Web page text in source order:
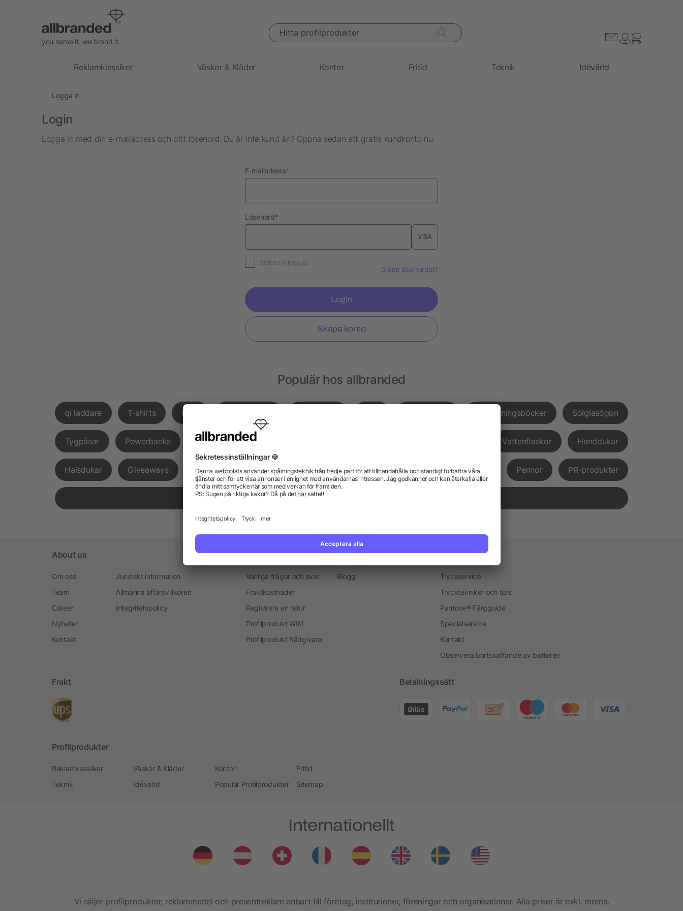
you name it. we brand it.
Hitta profilprodukter
Reklamklassiker Väskor & Kläder Kontor Fritid Teknik Idévärld
Logga in
Login
Logga in med din e-mailadress och ditt lösenord. Du är inte kund än? Öppna sedan ett gratis kundkonto nu.
E-mailadressnödvändig
*
Lösenordnödvändig
*
VISA
Stanna inloggad
Glömt lösenordet?
Login
Skapa konto
Populär hos allbranded
qi laddare T-shirts Påsk Anteckningsböcker Solglasögon
Tygpåsar Powerbanks Godispåsar Vattenflaskor Handdukar
Halsdukar Giveaways Expressleverans Marknadsföring objekt Merchandise-Säljfrämjande Pennor PR-produkter
Presenter för medarbetare
About us
Om oss
Team
Career
Nyheter
Kontakt
Juridiskt information
Allmänna affärsvillkoren
Integritetspolicy
Information
Vanliga frågor och svar
Fraktkostnader
Registrera en retur
Profilprodukt WIKI
Profilprodukt Rådgivare
Blogg
Service
Tryckservice
Trycktekniker och tips
Pantone® Färgguide
Specialservice
Kontakt
Observera bortskaffande av batterier
Frakt Betalningssätt
Profilprodukter
Reklamklassiker Väskor & Kläder Kontor
Fritid
Teknik
Idévärld Populär Profilprodukter Sitemap
Internationellt
Vi säljer profilprodukter, reklammedel och presentreklam enbart till företag, institutioner, föreningar och organisationer. Alla priser är exkl. moms.